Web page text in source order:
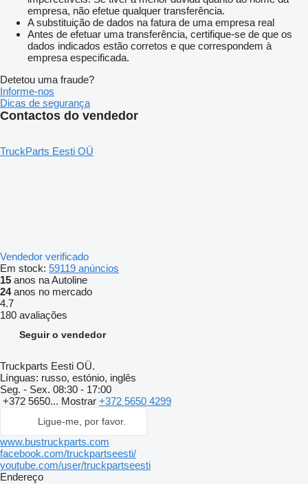
empresa, não efetue qualquer transferência.
A substituição de dados na fatura de uma empresa real
Antes de efetuar uma transferência, certifique-se de que os
dados indicados estão corretos e que correspondem à
empresa especificada.
Detetou uma fraude?
Informe-nos
Dicas de segurança
Contactos do vendedor
TruckParts Eesti OÜ
Vendedor verificado
Em stock: 59119 anúncios
15 anos na Autoline
24anos no mercado
4.7
180 avaliações
Seguir o vendedor
Truckparts Eesti OÜ.
Línguas: russo, estónio, inglês
Seg. - Sex. 08:30 - 17:00
+372 5650... Mostrar +372 5650 4299
Ligue-me, por favor.
www.bustruckparts.com
facebook.com/truckpartseesti/
youtube.com/user/truckpartseesti
Endereço